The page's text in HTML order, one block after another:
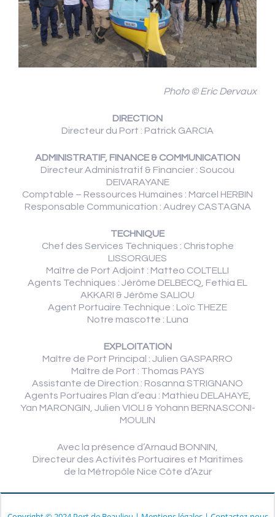
Photo © Eric Dervaux
DIRECTION
Directeur du Port : Patrick GARCIA
ADMINISTRATIF, FINANCE & COMMUNICATION
Directeur Administratif & Financier : Soucou
DEIVARAYANE
Comptable – Ressources Humaines : Marcel HERBIN
Responsable Communication : Audrey CASTAGNA
TECHNIQUE
Chef des Services Techniques : Christophe
LISSORGUES
Maître de Port Adjoint : Matteo COLTELLI
Agents Techniques : Jérôme DELBECQ, Fethia EL
AKKARI & Jérôme SALIOU
Agent Portuaire Technique : Loïc THEZE
Notre mascotte : Luna
EXPLOITATION
Maître de Port Principal : Julien GASPARRO
Maître de Port : Thomas PAYS
Assistante de Direction : Rosanna STRIGNANO
Agents Portuaires Plan d’eau : Mathieu DELAHAYE,
Yan MARONGIN, Julien VIOLI & Yohann BERNASCONI-
MOULIN
Avec la présence d’Arnaud BONNIN,
Directeur des Activités Portuaires et Maritimes
de la Métropôle Nice Côte d’Azur